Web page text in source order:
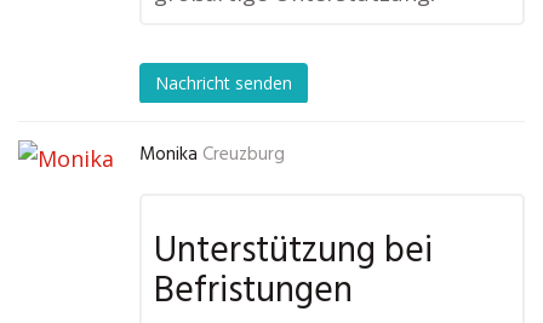
Nachricht senden
Monika Creuzburg
Unterstützung bei
Befristungen